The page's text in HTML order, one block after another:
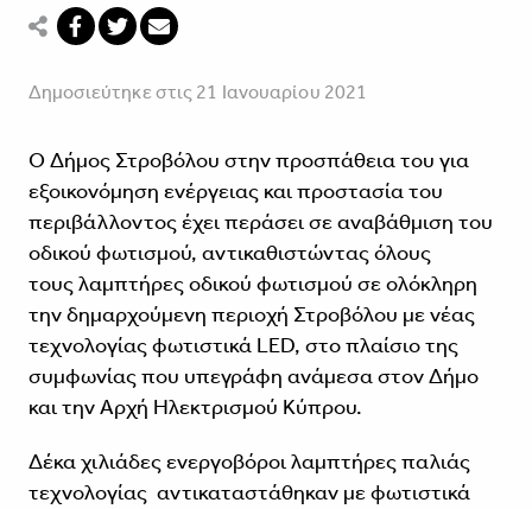
Δημοσιεύτηκε στις 21 Ιανουαρίου 2021
Ο Δήμος Στροβόλου στην προσπάθεια του για
εξοικονόμηση ενέργειας και προστασία του
περιβάλλοντος έχει περάσει σε αναβάθμιση του
οδικού φωτισμού, αντικαθιστώντας όλους
τους λαμπτήρες οδικού φωτισμού σε ολόκληρη
την δημαρχούμενη περιοχή Στροβόλου με νέας
τεχνολογίας φωτιστικά LED, στο πλαίσιο της
συμφωνίας που υπεγράφη ανάμεσα στον Δήμο
και την Αρχή Ηλεκτρισμού Κύπρου.
Δέκα χιλιάδες ενεργοβόροι λαμπτήρες παλιάς
τεχνολογίας αντικαταστάθηκαν με φωτιστικά